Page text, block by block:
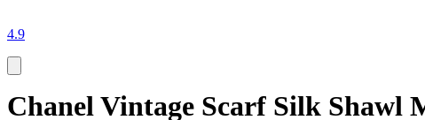
4.9
Chanel Vintage Scarf Silk Shawl